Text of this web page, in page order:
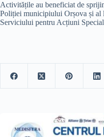
Activitățile au beneficiat de
Poliției municipiului Orșova și al
Serviciului pentru Acțiuni